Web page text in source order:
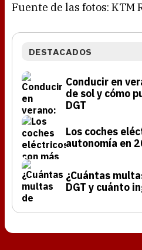
Fuente de las fotos: KTM
DESTACADOS
Conducir en
de sol y cómo
DGT
Los coches
autonomía en
¿Cuántas
DGT y cuánto